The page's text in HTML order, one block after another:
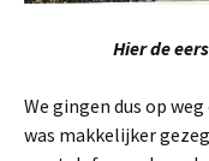
Hier de
We gingen dus op
was makkelijker